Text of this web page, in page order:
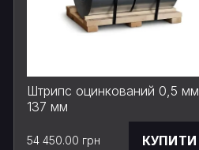
Штрипс оцинкований 0,5 мм
137 мм
54 450.00 грн КУПИТИ